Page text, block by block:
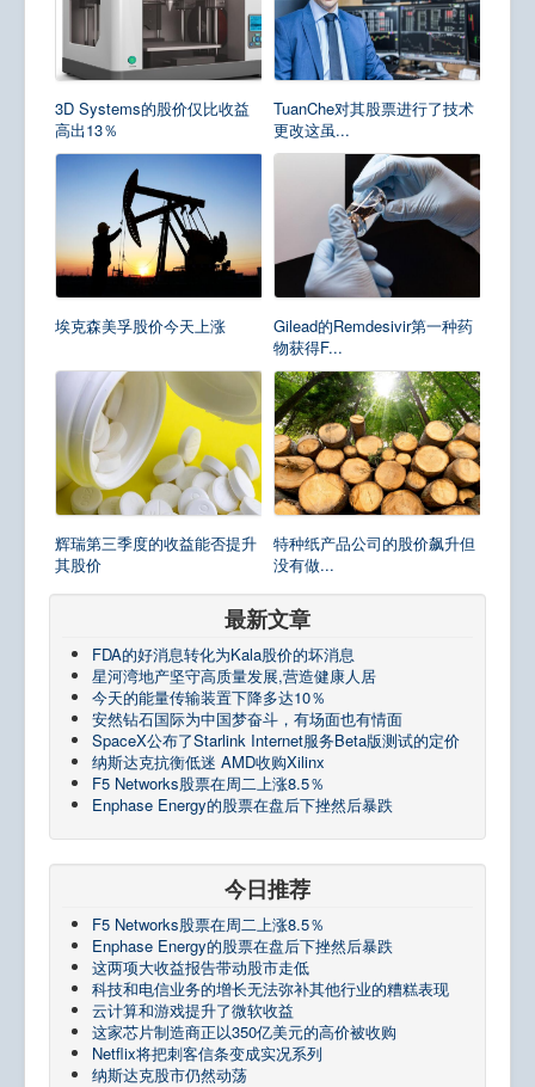
3D Systems的股价仅比收益
高出13％
TuanChe对其股票进行了技术
更改这虽...
埃克森美孚股价今天上涨
Gilead的Remdesivir第一种药
物获得F...
辉瑞第三季度的收益能否提升
其股价
特种纸产品公司的股价飙升但
没有做...
最新文章
FDA的好消息转化为Kala股价的坏消息
星河湾地产坚守高质量发展,营造健康人居
今天的能量传输装置下降多达10％
安然钻石国际为中国梦奋斗，有场面也有情面
SpaceX公布了Starlink Internet服务Beta版测试的定价
纳斯达克抗衡低迷 AMD收购Xilinx
F5 Networks股票在周二上涨8.5％
Enphase Energy的股票在盘后下挫然后暴跌
今日推荐
F5 Networks股票在周二上涨8.5％
Enphase Energy的股票在盘后下挫然后暴跌
这两项大收益报告带动股市走低
科技和电信业务的增长无法弥补其他行业的糟糕表现
云计算和游戏提升了微软收益
这家芯片制造商正以350亿美元的高价被收购
Netflix将把刺客信条变成实况系列
纳斯达克股市仍然动荡